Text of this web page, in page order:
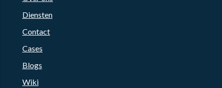
Diensten
Contact
Cases
Blogs
Wiki